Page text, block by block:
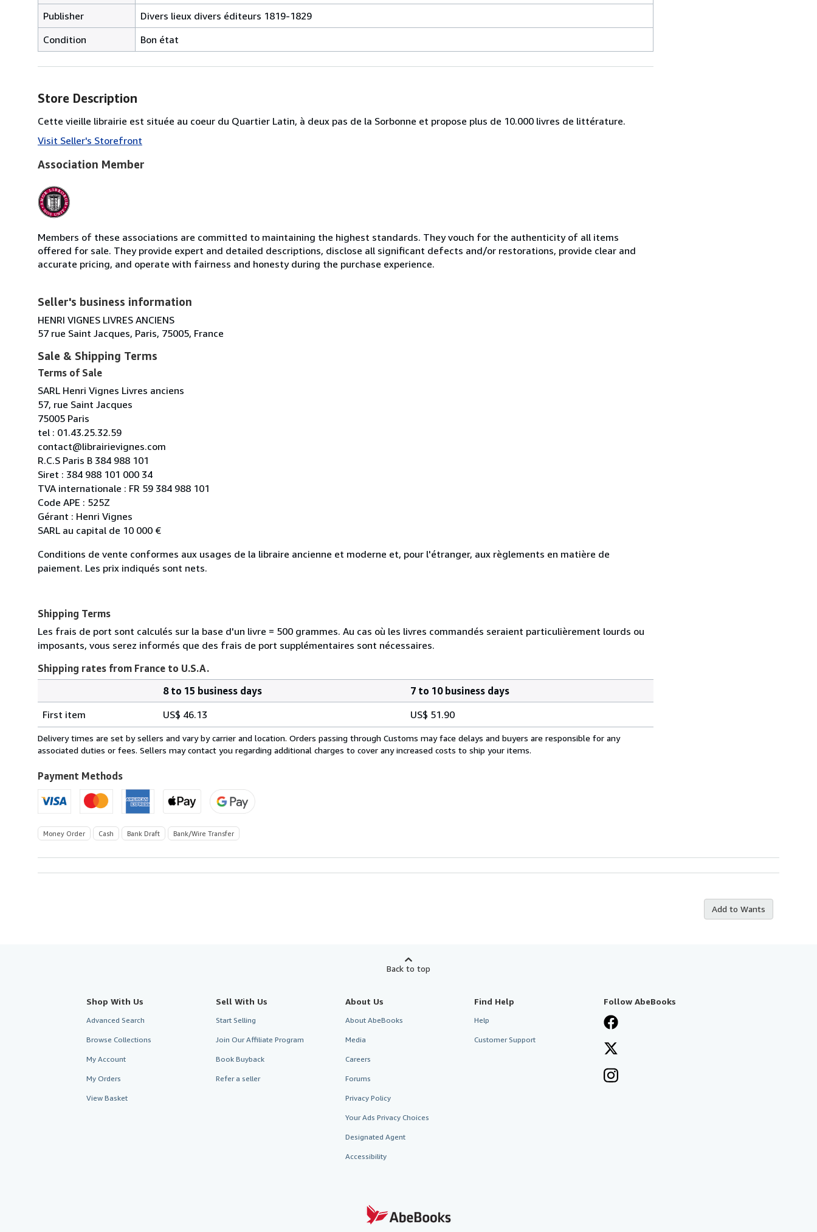
Publisher
Divers lieux divers éditeurs 1819-1829
Condition
Bon état
Store Description
Cette vieille librairie est située au coeur du Quartier Latin, à deux pas de la Sorbonne et propose plus de 10.000 livres de littérature.
Visit Seller's Storefront
Association Member
Members of these associations are committed to maintaining the highest standards. They vouch for the authenticity of all items
offered for sale. They provide expert and detailed descriptions, disclose all significant defects and/or restorations, provide clear and
accurate pricing, and operate with fairness and honesty during the purchase experience.
Seller's business information
HENRI VIGNES LIVRES ANCIENS
57 rue Saint Jacques, Paris, 75005, France
Sale & Shipping Terms
Terms of Sale
SARL Henri Vignes Livres anciens
57, rue Saint Jacques
75005 Paris
tel : 01.43.25.32.59
contact@librairievignes.com
R.C.S Paris B 384 988 101
Siret : 384 988 101 000 34
TVA internationale : FR 59 384 988 101
Code APE : 525Z
Gérant : Henri Vignes
SARL au capital de 10 000 €
Conditions de vente conformes aux usages de la libraire ancienne et moderne et, pour l'étranger, aux règlements en matière de
paiement. Les prix indiqués sont nets.
Shipping Terms
Les frais de port sont calculés sur la base d'un livre = 500 grammes. Au cas où les livres commandés seraient particulièrement lourds ou
imposants, vous serez informés que des frais de port supplémentaires sont nécessaires.
Shipping rates from France to U.S.A.
rates
from
France
U.S.A.
8 to 15 business days
7 to 10 business days
First item
US$ 46.13 US$ 51.90
Delivery times are set by sellers and vary by carrier and location. Orders passing through Customs may face delays and buyers are responsible for any
associated duties or fees. Sellers may contact you regarding additional charges to cover any increased costs to ship your items.
Payment Methods
Money Order Cash Bank Draft Bank/Wire Transfer
Add to Wants
Back to top
Shop With Us
Advanced Search
Browse Collections
My Account
My Orders
View Basket
Sell With Us
Start Selling
Join Our Affiliate Program
Book Buyback
Refer a seller
About Us
About AbeBooks
Media
Careers
Forums
Privacy Policy
Your Ads Privacy Choices
Designated Agent
Accessibility
Find Help
Help
Customer Support
Follow AbeBooks